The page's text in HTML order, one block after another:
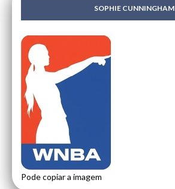
SOPHIE CUNNINGHAM
Pode copiar a imagem